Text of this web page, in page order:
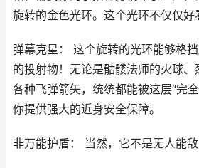
旋转的金色光环。这个光环不仅仅好
弹幕克星： 这个旋转的光环能够格
的投射物！无论是骷髅法师的火球
各种飞弹箭矢，统统都能被这层“完
你提供强大的近身安全保障。
非万能护盾： 当然，它不是无人能敌